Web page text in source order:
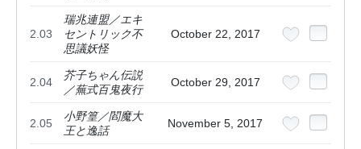
2.03
瑞兆連盟／エキ
セントリック不
思議妖怪
October 22, 2017
2.04
芥子ちゃん伝説
／蕪式百鬼夜行
October 29, 2017
2.05
小野篁／閻魔大
王と逸話
November 5, 2017